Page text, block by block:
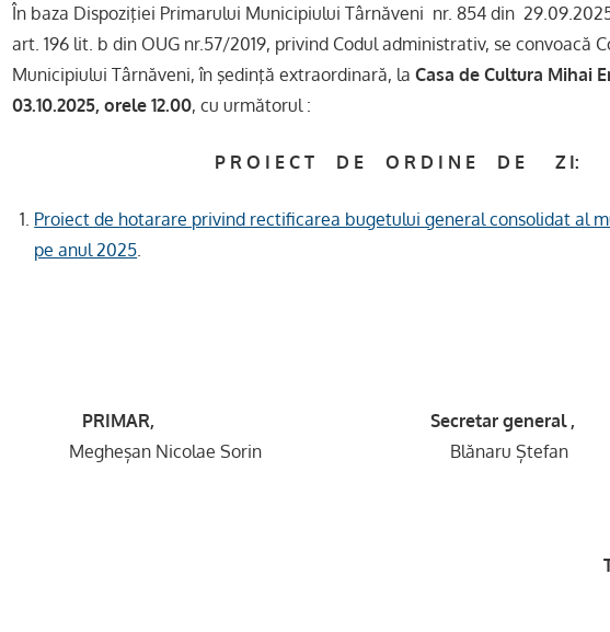
În baza Dispoziţiei Primarului Municipiului Târnăveni nr. 854 din
art. 196 lit. b din OUG nr.57/2019, privind Codul administrativ, se convoacă
Municipiului Târnăveni, în şedinţă extraordinară, laCasa de Cultura Mihai
03.10.2025, orele 12.00, cu următorul :
P R O I E C T D E O R D I N E D E Z I:
Proiect de hotarare privind rectificarea bugetului general consolidat al
pe anul 2025
PRIMAR, Secretar general ,
Megheșan Nicolae Sorin Blănaru Ștefan